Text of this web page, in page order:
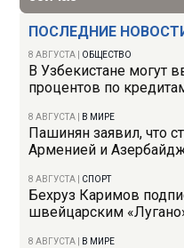
ПОСЛЕДНИЕ
8 АВГУСТА ОБЩЕСТВО
В Узбекистане могут
процентов по
8 АВГУСТА В МИРЕ
Пашинян заявил, что
Арменией и
8 АВГУСТА СПОРТ
Бехруз Каримов
швейцарским
8 АВГУСТА В МИРЕ